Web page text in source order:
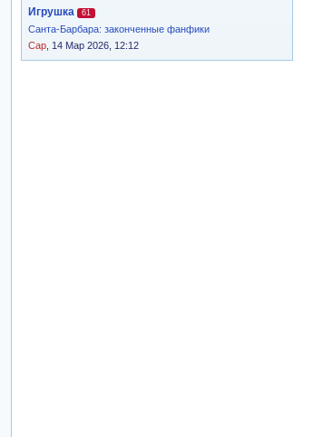
Игрушка 61
Санта-Барбара: законченные фанфики
Cap , 14 Мар 2026, 12:12